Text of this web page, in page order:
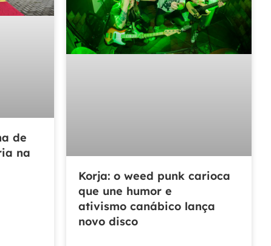
de
na
Korja: o weed punk carioca
que une humor e
ativismo canábico lança
novo disco